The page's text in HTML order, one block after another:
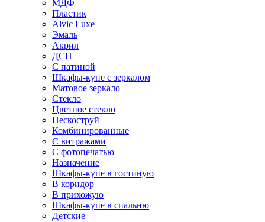
МДФ
Пластик
Alvic Luxe
Эмаль
Акрил
ДСП
С патиной
Шкафы-купе с зеркалом
Матовое зеркало
Стекло
Цветное стекло
Пескоструй
Комбинированные
С витражами
С фотопечатью
Назначение
Шкафы-купе в гостиную
В коридор
В прихожую
Шкафы-купе в спальню
Детские